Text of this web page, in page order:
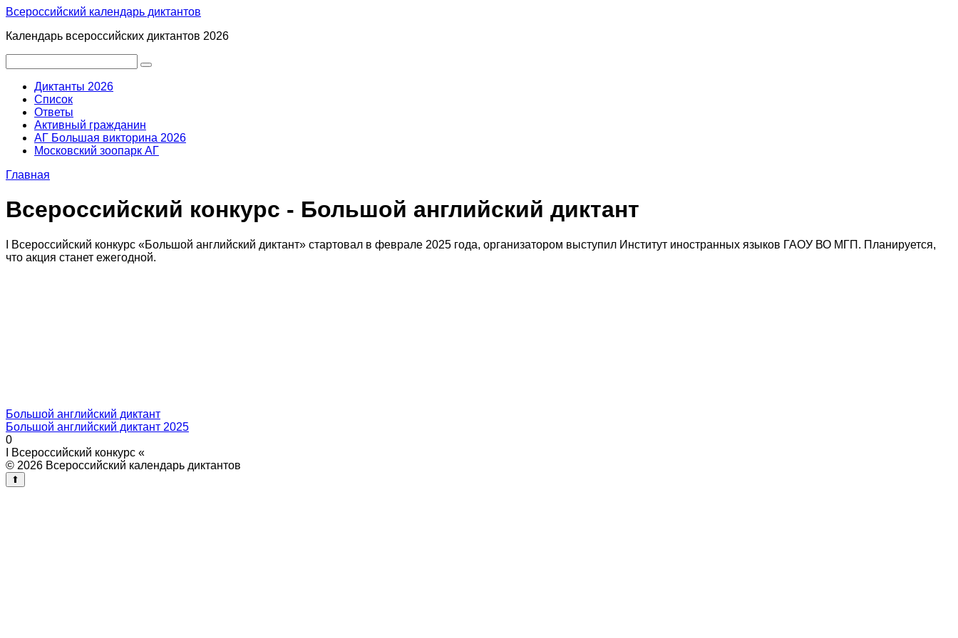
Перейти
контенту
Всероссийский календарь диктантов
Календарь всероссийских диктантов 2026
Диктанты 2026
Список
Ответы
Активный гражданин
АГ Большая викторина 2026
Московский зоопарк АГ
Главная
Всероссийский конкурс - Большой английский диктант
I Всероссийский конкурс «Большой английский диктант» стартовал в феврале 2025 года, организатором выступил Институт иностранных языков ГАОУ ВО МГП. Планируется,
что акция станет ежегодной.
Большой английский диктант
Большой английский диктант 2025
0
I Всероссийский конкурс «
© 2026 Всероссийский календарь диктантов